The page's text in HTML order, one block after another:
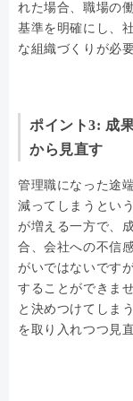
れた場合、職場の
基準を明確にし、
な組織づくりが必
ポイント3: 成
から見直す
管理職になった途
減ってしまうとい
が増える一方で、
合、会社への不信
がいではないです
することができま
と決めつけてしま
を取り入れつつ見